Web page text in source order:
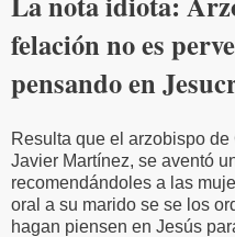
felación no es
pensando en
Resulta que el arzobispo
Javier Martínez, se aventó
recomendándoles a las
oral a su marido se se los
hagan piensen en Jesús